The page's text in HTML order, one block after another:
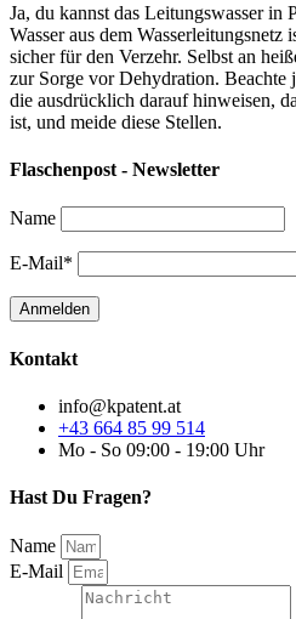
Ja, du kannst das Leitungswasser in
Wasser aus dem
sicher für den Verzehr. Selbst an
zur Sorge vor Dehydration. Beachte
die ausdrücklich darauf hinweisen,
ist, und meide diese Stellen.
Flaschenpost - Newsletter
Name
E-Mail*
Kontakt
info@kpatent.at
+43 664 85 99 514
Mo - So 09:00 - 19:00 Uhr
Hast Du Fragen?
Name
E-Mail